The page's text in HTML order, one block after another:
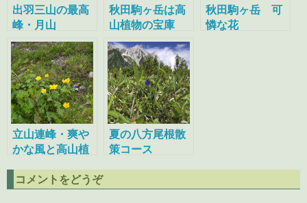
出羽三山の最高
峰・月山
秋田駒ヶ岳は高
山植物の宝庫
秋田駒ヶ岳 可
憐な花
立山連峰・爽や
かな風と高山植
夏の八方尾根散
策コース
コメントをどうぞ